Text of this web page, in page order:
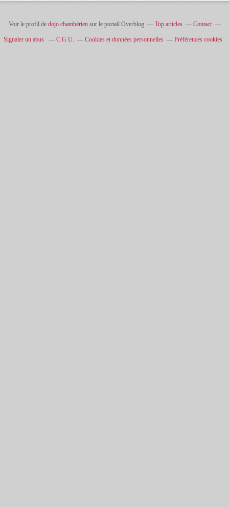
Voir le profil de dojo chambériensur le portail Overblog Top articles Contact
Signaler un abus C.G.U. Cookies et données personnelles Préférences cookies